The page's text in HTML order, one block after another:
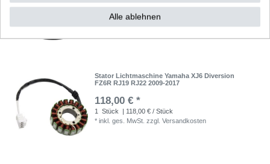
Stator Lichtmaschine Yamaha XJ6 Diversion
FZ6R RJ19 RJ22 2009-2017
118,00 € *
1 Stück
| 118,00 € / Stück
*inkl. ges. MwSt. zzgl.Versandkosten
Alle ablehnen